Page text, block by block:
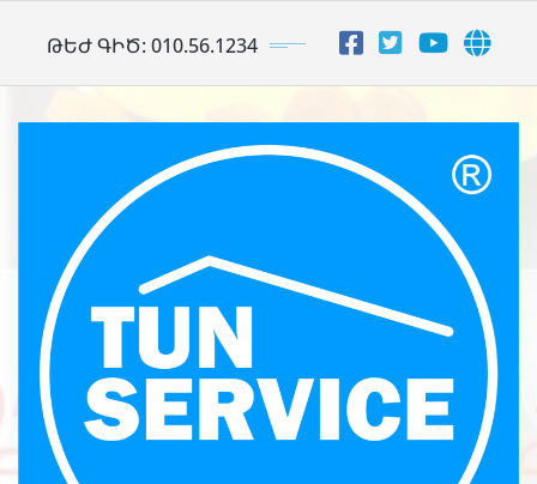
content
ԹԵԺ ԳԻԾ: 010.56.1234